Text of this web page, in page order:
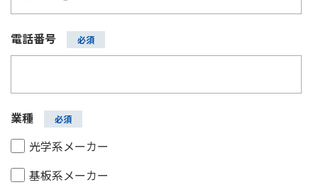
電話番号
業種
光学系メーカー
基板系メーカー